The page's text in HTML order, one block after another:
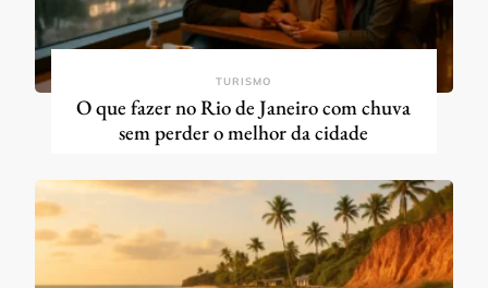
TURISMO
O que fazer no Rio de Janeiro com chuva
sem perder o melhor da cidade